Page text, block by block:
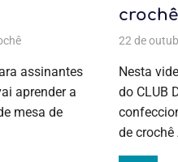
,Crochê Jogo de cozinha,Jogo
Todas as postagens,Aulas
assinantes
aprender a
mesa de
22 de
Nesta
do CLUB
de crochê